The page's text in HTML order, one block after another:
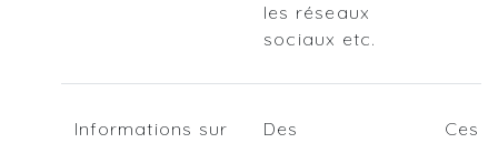
les réseaux
sociaux etc.
Informations sur
Des
Ces